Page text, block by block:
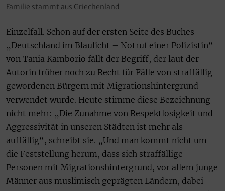
Familie stammt aus Griechenland
Einzelfall. Schon auf der ersten Seite des Buches
„Deutschland im Blaulicht – Notruf einer Polizistin“
von Tania Kamborio fällt der Begriff, der laut der
Autorin früher noch zu Recht für Fälle von straffällig
gewordenen Bürgern mit Migrationshintergrund
verwendet wurde. Heute stimme diese Bezeichnung
nicht mehr: „Die Zunahme von Respektlosigkeit und
Aggressivität in unseren Städten ist mehr als
auffällig“, schreibt sie. „Und man kommt nicht um
die Feststellung herum, dass sich straffällige
Personen mit Migrationshintergrund, vor allem junge
Männer aus muslimisch geprägten Ländern, dabei